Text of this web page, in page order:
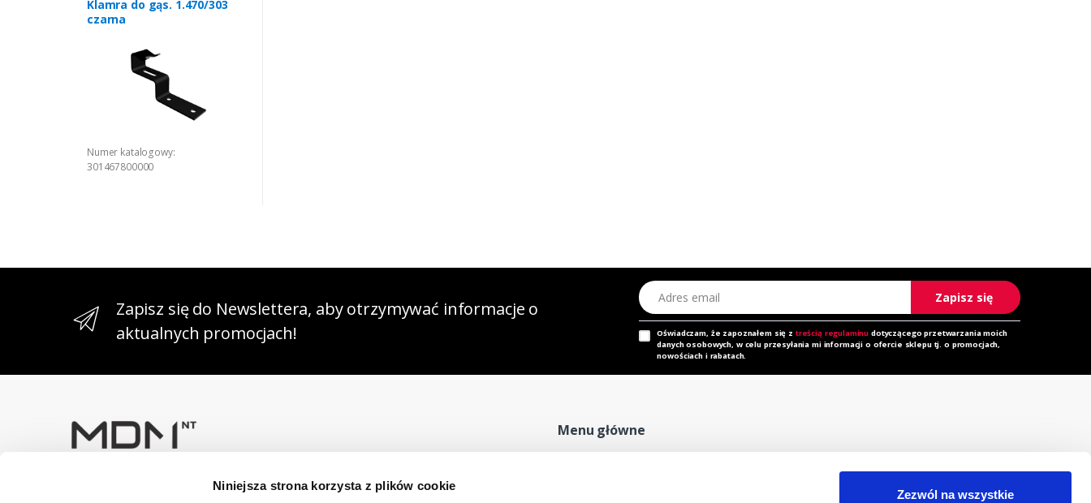
Niniejsza strona korzysta z plików cookie
Zezwól na wszystkie
Klamra do gąs. 1.470/303
czarna
Numer katalogowy:
301467800000
Zapisz się do Newslettera, aby otrzymywać informacje o
aktualnych promocjach!
Adres email
Zapisz się
Oświadczam, że zapoznałem się z treścią regulaminu dotyczącego przetwarzania moich
danych osobowych, w celu przesyłania mi informacji o ofercie sklepu tj. o promocjach,
nowościach i rabatach.
Masz pytania? Skontaktuj się z
Nasz adres e-mail
Menu główne
Do pobrania